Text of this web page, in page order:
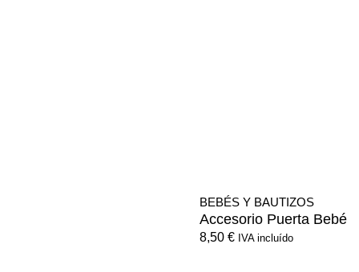
BEBÉS Y BAUTIZOS
Accesorio Puerta Bebé
8,50 € IVA incluído